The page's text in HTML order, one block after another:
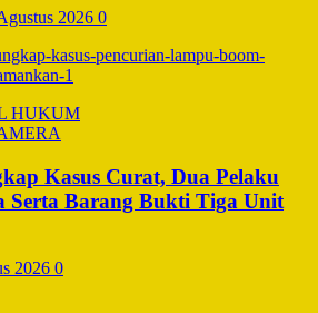
2026 0
HUKUM
Kasus Curat, Dua Pelaku
Serta Barang Bukti Tiga Unit
2026 0